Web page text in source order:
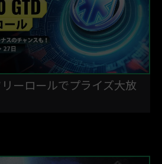
フリーロールでプライズ大放